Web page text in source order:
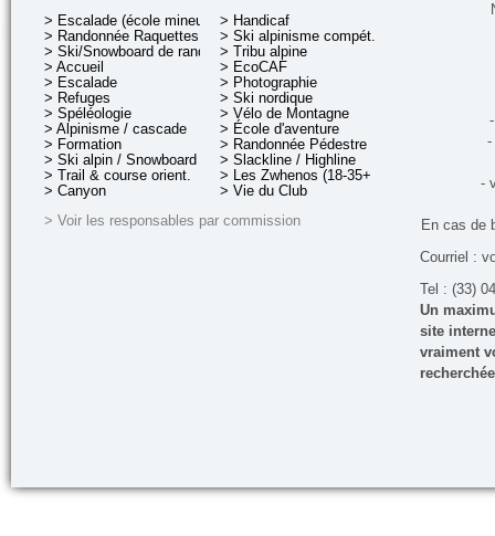
> Escalade (école mineurs)
> Randonnée Raquettes
> Ski/Snowboard de rando.
> Accueil
> Escalade
> Refuges
> Spéléologie
> Alpinisme / cascade
> Formation
> Ski alpin / Snowboard
> Trail & course orient.
> Canyon
> Handicaf
> Ski alpinisme compét.
> Tribu alpine
> EcoCAF
> Photographie
> Ski nordique
> Vélo de Montagne
> École d'aventure
> Randonnée Pédestre
> Slackline / Highline
> Les Zwhenos (18-35+ ans)
> Vie du Club
> Voir les responsables par commission
-
-
En cas de
Courriel :
Tel : (33)
Un
site
vraiment